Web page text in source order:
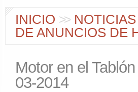
INICIO >> NOTICIAS
DE ANUNCIOS DE
Motor en el
03-2014